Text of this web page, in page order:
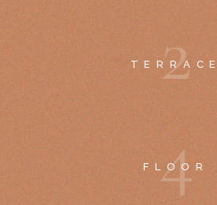
2
TERRACE
4
FLOOR